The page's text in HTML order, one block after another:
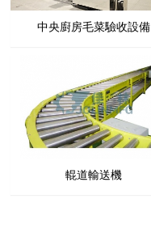
中央廚房毛菜驗收設備
輥道輸送機